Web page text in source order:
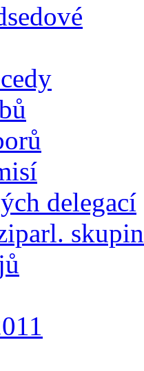
delegací
skupin